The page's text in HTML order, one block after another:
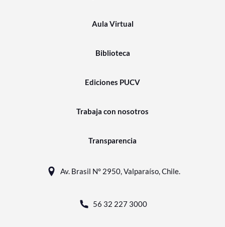
Aula Virtual
Biblioteca
Ediciones PUCV
Trabaja con nosotros
Transparencia
Av. Brasil N° 2950, Valparaíso, Chile.
56 32 227 3000